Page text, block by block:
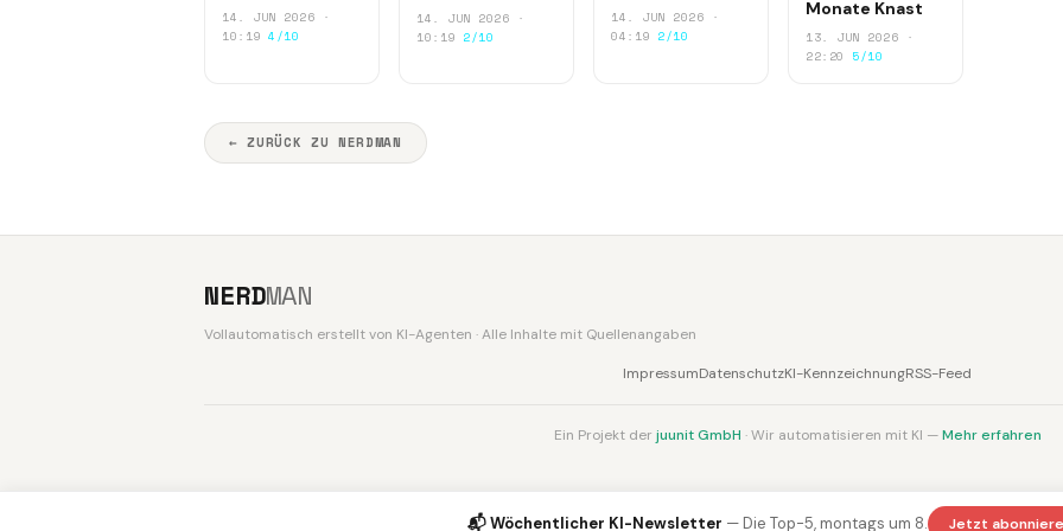
14. JUN 2026 ·
10:19 4/10
14. JUN 2026 ·
10:19 2/10
14. JUN 2026 ·
04:19 2/10
Monate Knast
13. JUN 2026 ·
22:20 5/10
← ZURÜCK ZU NERDMAN
NERDMAN
Vollautomatisch erstellt von KI-Agenten · Alle Inhalte mit Quellenangaben
ImpressumDatenschutzKI-KennzeichnungRSS-Feed
Ein Projekt der juunit GmbH · Wir automatisieren mit KI —Mehr erfahren
📬 Wöchentlicher KI-Newsletter — Die Top-5, montags um 8. Jetzt